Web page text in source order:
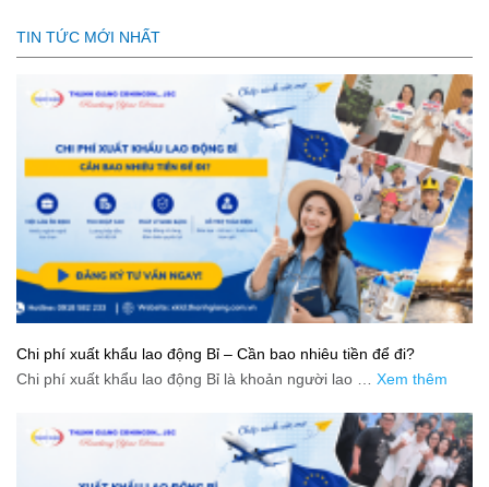
TIN TỨC MỚI NHẤT
Chi phí xuất khẩu lao động Bỉ – Cần bao nhiêu tiền để đi?
Chi phí xuất khẩu lao động Bỉ là khoản người lao … Xem thêm